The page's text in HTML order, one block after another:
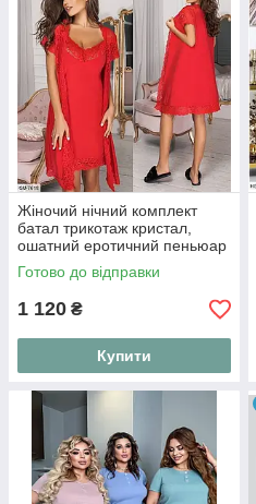
Жіночий нічний комплект
батал трикотаж кристал,
ошатний еротичний пеньюар
із халатом та мереживом
великих розмірів "Amour
Готово до відправки
1 120 ₴
Купити